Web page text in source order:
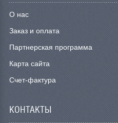
О нас
Заказ и оплата
Партнерская программа
Карта сайта
Счет-фактура
КОНТАКТЫ